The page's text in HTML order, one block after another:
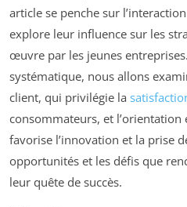
article se penche sur
explore leur influence sur les
œuvre par les jeunes
systématique, nous allons
client, qui privilégie la
consommateurs, et
favorise l’innovation et la prise
opportunités et les défis que
leur quête de succès.